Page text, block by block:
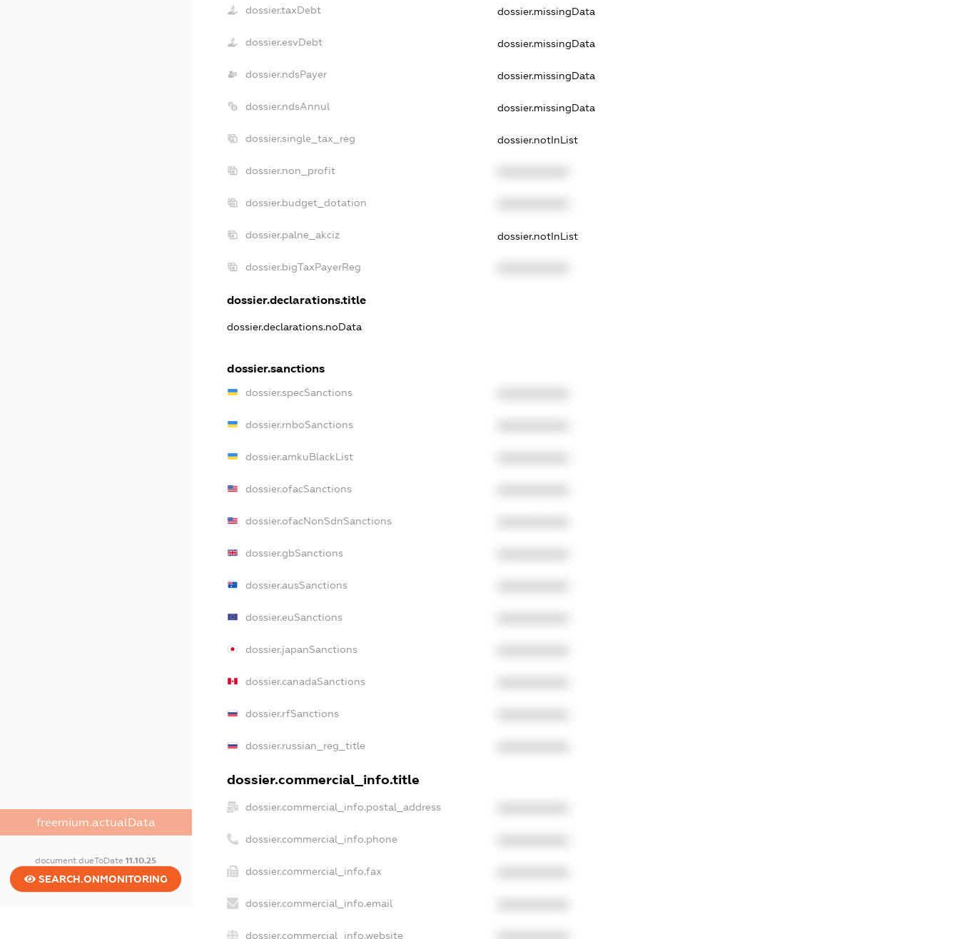
freemium.actualData
document.dueToDate11.10.25
SEARCH.ONMONITORING
dossier.taxDebt dossier.missingData
dossier.esvDebt dossier.missingData
dossier.ndsPayer dossier.missingData
dossier.ndsAnnul dossier.missingData
dossier.single_tax_reg dossier.notInList
dossier.non_profit
dossier.budget_dotation
dossier.palne_akciz dossier.notInList
dossier.bigTaxPayerReg
dossier.declarations.title
dossier.declarations.noData
dossier.sanctions
dossier.specSanctions
dossier.rnboSanctions
dossier.amkuBlackList
dossier.ofacSanctions
dossier.ofacNonSdnSanctions
dossier.gbSanctions
dossier.ausSanctions
dossier.euSanctions
dossier.japanSanctions
dossier.canadaSanctions
dossier.rfSanctions
dossier.russian_reg_title
dossier.commercial_info.title
dossier.commercial_info.postal_address
dossier.commercial_info.phone
dossier.commercial_info.fax
dossier.commercial_info.email
dossier.commercial_info.website